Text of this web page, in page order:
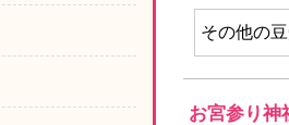
その他の
お宮参り神